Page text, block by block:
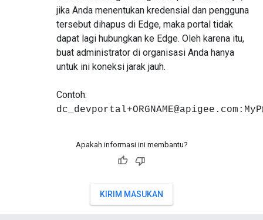
jika Anda menentukan kredensial dan pengguna
tersebut dihapus di Edge, maka portal tidak
dapat lagi hubungkan ke Edge. Oleh karena itu,
buat administrator di organisasi Anda hanya
untuk ini koneksi jarak jauh.
Contoh:
Apakah informasi ini membantu?
KIRIM MASUKAN